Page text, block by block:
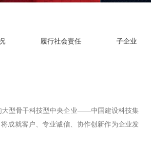
履行社会责任 子企业
大型骨干科技型中央企业——中国建设科技集
成就客户、专业诚信、协作创新作为企业发